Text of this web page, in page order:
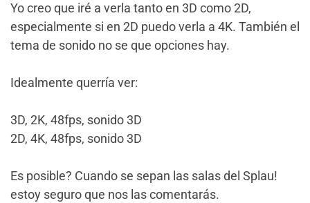
Yo creo que iré a verla tanto en 3D como 2D,
especialmente si en 2D puedo verla a 4K. También el
tema de sonido no se que opciones hay.
Idealmente querría ver:
3D, 2K, 48fps, sonido 3D
2D, 4K, 48fps, sonido 3D
Es posible? Cuando se sepan las salas del Splau!
estoy seguro que nos las comentarás.